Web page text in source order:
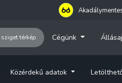
sziget térkép Cégünk
Közérdekű adatok